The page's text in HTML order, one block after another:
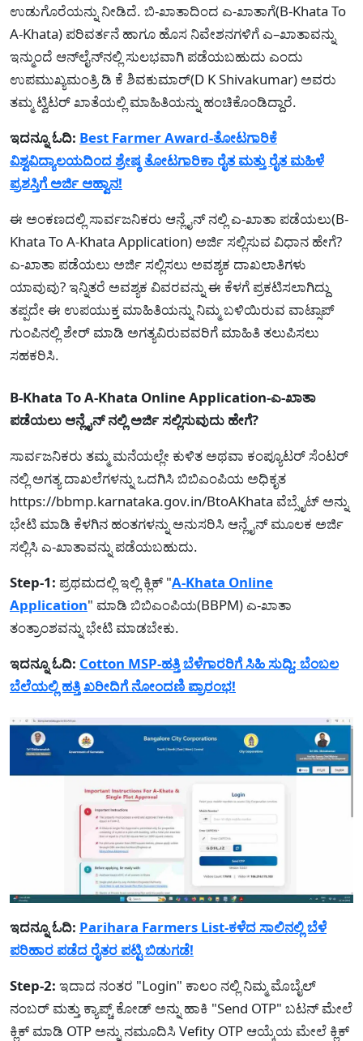
ಉಡುಗೊರೆಯನ್ನು ನೀಡಿದೆ. ಬಿ-ಖಾತಾದಿಂದ ಎ-ಖಾತಾಗೆ(B-Khata To
A-Khata) ಪರಿವರ್ತನೆ ಹಾಗೂ ಹೊಸ ನಿವೇಶನಗಳಿಗೆ ಎ–ಖಾತಾವನ್ನು
ಇನ್ಮುಂದೆ ಆನ್‌ಲೈನ್‌ನಲ್ಲಿ ಸುಲಭವಾಗಿ ಪಡೆಯಬಹುದು ಎಂದು
ಉಪಮುಖ್ಯಮಂತ್ರಿ ಡಿ ಕೆ ಶಿವಕುಮಾರ್(D K Shivakumar) ಅವರು
ತಮ್ಮ ಟ್ವಿಟರ್ ಖಾತೆಯಲ್ಲಿ ಮಾಹಿತಿಯನ್ನು ಹಂಚಿಕೊಂಡಿದ್ದಾರೆ.
ಇದನ್ನೂ ಓದಿ: Best Farmer Award-ತೋಟಗಾರಿಕೆ
ವಿಶ್ವವಿದ್ಯಾಲಯದಿಂದ ಶ್ರೇಷ್ಠ ತೋಟಗಾರಿಕಾ ರೈತ ಮತ್ತು ರೈತ ಮಹಿಳೆ
ಪ್ರಶಸ್ತಿಗೆ ಅರ್ಜಿ ಆಹ್ವಾನ!
ಈ ಅಂಕಣದಲ್ಲಿ ಸಾರ್ವಜನಿಕರು ಆನ್ಲೈನ್ ನಲ್ಲಿ ಎ-ಖಾತಾ ಪಡೆಯಲು(B-
Khata To A-Khata Application) ಅರ್ಜಿ ಸಲ್ಲಿಸುವ ವಿಧಾನ ಹೇಗೆ?
ಎ-ಖಾತಾ ಪಡೆಯಲು ಅರ್ಜಿ ಸಲ್ಲಿಸಲು ಅವಶ್ಯಕ ದಾಖಲಾತಿಗಳು
ಯಾವುವು? ಇನ್ನಿತರೆ ಅವಶ್ಯಕ ವಿವರವನ್ನು ಈ ಕೆಳಗೆ ಪ್ರಕಟಿಸಲಾಗಿದ್ದು
ತಪ್ಪದೇ ಈ ಉಪಯುಕ್ತ ಮಾಹಿತಿಯನ್ನು ನಿಮ್ಮ ಬಳಿಯಿರುವ ವಾಟ್ಸಾಪ್
ಗುಂಪಿನಲ್ಲಿ ಶೇರ್ ಮಾಡಿ ಅಗತ್ಯವಿರುವವರಿಗೆ ಮಾಹಿತಿ ತಲುಪಿಸಲು
ಸಹಕರಿಸಿ.
B-Khata To A-Khata Online Application-ಎ-ಖಾತಾ
ಪಡೆಯಲು ಆನ್ಲೈನ್ ನಲ್ಲಿ ಅರ್ಜಿ ಸಲ್ಲಿಸುವುದು ಹೇಗೆ?
ಸಾರ್ವಜನಿಕರು ತಮ್ಮ ಮನೆಯಲ್ಲೇ ಕುಳಿತ ಅಥವಾ ಕಂಪ್ಯೂಟರ್ ಸೆಂಟರ್
ನಲ್ಲಿ ಅಗತ್ಯ ದಾಖಲೆಗಳನ್ನು ಒದಗಿಸಿ ಬಿಬಿಎಂಪಿಯ ಅಧಿಕೃತ
https://bbmp.karnataka.gov.in/BtoAKhata ವೆಬ್ಸೈಟ್ ಅನ್ನು
ಭೇಟಿ ಮಾಡಿ ಕೆಳಗಿನ ಹಂತಗಳನ್ನು ಅನುಸರಿಸಿ ಆನ್ಲೈನ್ ಮೂಲಕ ಅರ್ಜಿ
ಸಲ್ಲಿಸಿ ಎ-ಖಾತಾವನ್ನು ಪಡೆಯಬಹುದು.
Step-1: ಪ್ರಥಮದಲ್ಲಿ ಇಲ್ಲಿ ಕ್ಲಿಕ್ "A-Khata Online
Application" ಮಾಡಿ ಬಿಬಿಎಂಪಿಯ(BBPM) ಎ-ಖಾತಾ
ತಂತ್ರಾಂಶವನ್ನು ಭೇಟಿ ಮಾಡಬೇಕು.
ಇದನ್ನೂ ಓದಿ: Cotton MSP-ಹತ್ತಿ ಬೆಳೆಗಾರರಿಗೆ ಸಿಹಿ ಸುದ್ದಿ: ಬೆಂಬಲ
ಬೆಲೆಯಲ್ಲಿ ಹತ್ತಿ ಖರೀದಿಗೆ ನೋಂದಣಿ ಪ್ರಾರಂಭ!
ಇದನ್ನೂ ಓದಿ: Parihara Farmers List-ಕಳೆದ ಸಾಲಿನಲ್ಲಿ ಬೆಳೆ
ಪರಿಹಾರ ಪಡೆದ ರೈತರ ಪಟ್ಟಿ ಬಿಡುಗಡೆ!
Step-2: ಇದಾದ ನಂತರ "Login" ಕಾಲಂ ನಲ್ಲಿ ನಿಮ್ಮ ಮೊಬೈಲ್
ನಂಬರ್ ಮತ್ತು ಕ್ಯಾಪ್ಚ್ ಕೋಡ್ ಅನ್ನು ಹಾಕಿ "Send OTP" ಬಟನ್ ಮೇಲೆ
ಕ್ಲಿಕ್ ಮಾಡಿ OTP ಅನ್ನು ನಮೂದಿಸಿ Vefity OTP ಆಯ್ಕೆಯ ಮೇಲೆ ಕ್ಲಿಕ್